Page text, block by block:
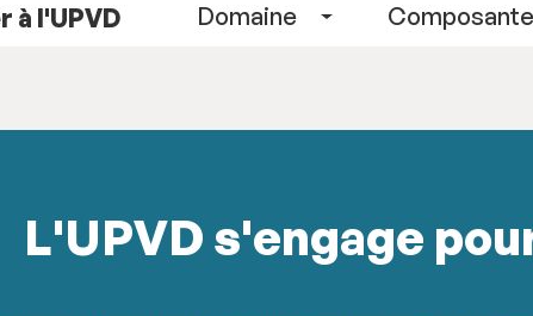
à l'UPVD
L'UPVD s'engage